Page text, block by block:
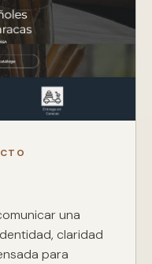
una
claridad
para